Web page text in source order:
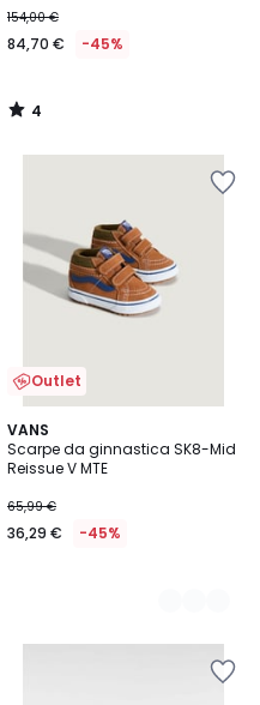
154,00 €
84,70 € -45%
4
/
Outlet
VANS
Scarpe da ginnastica SK8-Mid
Reissue V MTE
65,99 €
36,29 € -45%
2
Colori